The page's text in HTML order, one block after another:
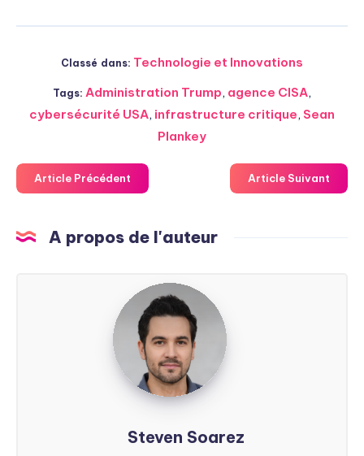
Classé dans: Technologie et Innovations
Tags: Administration Trump, agence CISA,
cybersécurité USA, infrastructure critique, Sean
Plankey
Article Précédent Article Suivant
A propos de l'auteur
Steven
Soarez
Steven Soarez